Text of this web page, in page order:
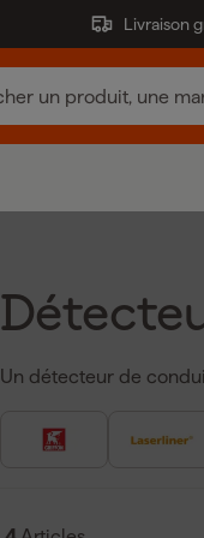
Livraison
Un détecteur de
détectent les câbles